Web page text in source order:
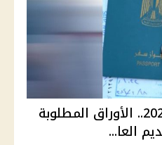
استخراج جواز السفر 2026.. الأوراق المطلوبة
العا...